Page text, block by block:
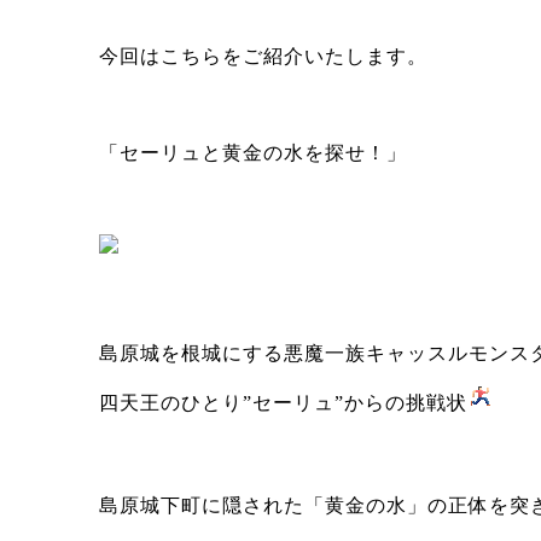
今回はこちらをご紹介いたします。
「セーリュと黄金の水を探せ！」
島原城を根城にする悪魔一族キャッスルモンス
四天王のひとり”セーリュ”からの挑戦状
島原城下町に隠された「黄金の水」の正体を突